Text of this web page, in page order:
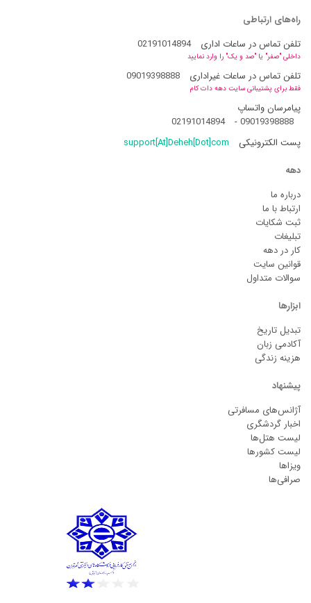
راه‌های ارتباطی
تلفن تماس در ساعات اداری
02191014894
داخلی "صفر" یا "صد و یک" را وارد نمایید
تلفن تماس در ساعات غیراداری 09019398888
فقط برای پشتیبانی سایت دهه دات کام
پیامرسان واتساپ
09019398888
-
02191014894
پست الکترونیکی
support[At]Deheh[Dot]com
دهه
درباره ما
ارتباط با ما
ثبت شکایات
تبلیغات
کار در دهه
قوانین سایت
سوالات متداول
ابزارها
تبدیل تاریخ
آکادمی زبان
هزینه زندگی
پیشنهاد
آژانس‌های مسافرتی
اخبار گردشگری
لیست هتل‌ها
لیست کشورها
ویزاها
صرافی‌ها